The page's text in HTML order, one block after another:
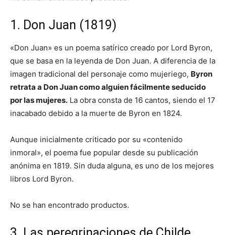
1. Don Juan (1819)
«Don Juan» es un poema satírico creado por Lord Byron,
que se basa en la leyenda de Don Juan. A diferencia de la
imagen tradicional del personaje como mujeriego, Byron
retrata a Don Juan como alguien fácilmente seducido
por las mujeres. La obra consta de 16 cantos, siendo el 17
inacabado debido a la muerte de Byron en 1824.
Aunque inicialmente criticado por su «contenido
inmoral», el poema fue popular desde su publicación
anónima en 1819. Sin duda alguna, es uno de los mejores
libros Lord Byron.
No se han encontrado productos.